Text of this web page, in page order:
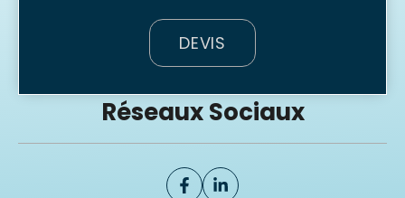
Réseaux Sociaux
DEVIS